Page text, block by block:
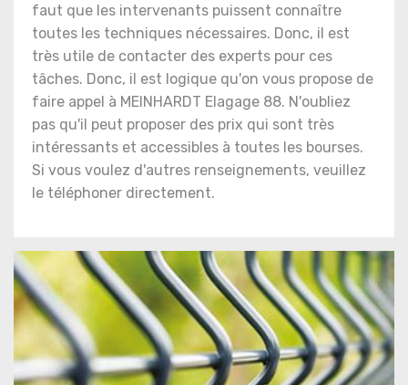
faut que les intervenants puissent connaître
toutes les techniques nécessaires. Donc, il est
très utile de contacter des experts pour ces
tâches. Donc, il est logique qu'on vous propose de
faire appel à MEINHARDT Elagage 88. N'oubliez
pas qu'il peut proposer des prix qui sont très
intéressants et accessibles à toutes les bourses.
Si vous voulez d'autres renseignements, veuillez
le téléphoner directement.